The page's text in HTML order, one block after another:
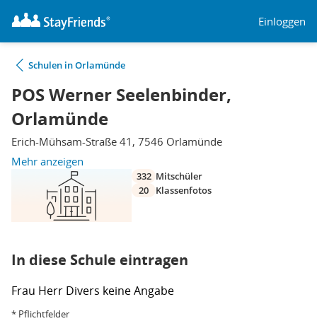
Einloggen
Schulen in Orlamünde
POS Werner Seelenbinder,
Orlamünde
Erich-Mühsam-Straße 41, 7546 Orlamünde
Mehr anzeigen
332 Mitschüler
20
Klassenfotos
In diese Schule eintragen
Frau Herr Divers keine Angabe
* Pflichtfelder